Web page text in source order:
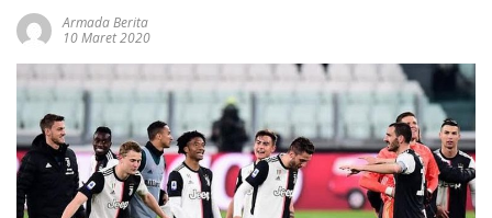
Armada Berita
10 Maret 2020